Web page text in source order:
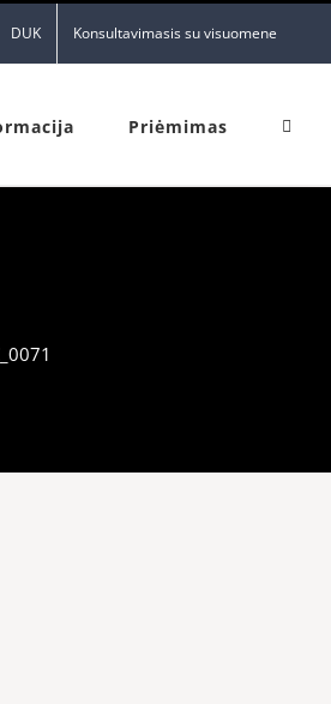
DUK Konsultavimasis su visuomene
Priėmimas